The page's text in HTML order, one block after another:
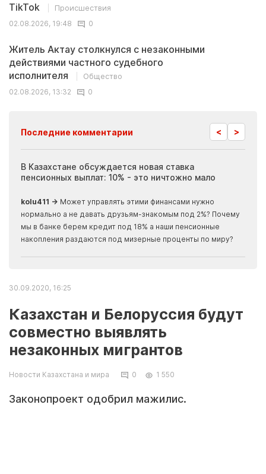
TikTok
Происшествия
02.08.2026, 19:48
0
Житель Актау столкнулся с незаконными
действиями частного судебного
исполнителя
Общество
02.08.2026, 13:32
0
Последние комментарии < >
В Казахстане обсуждается новая ставка
пенсионных выплат: 10% - это ничтожно мало
kolu411 → Может управлять этими финансами нужно
нормально а не давать друзьям-знакомым под 2%? Почему
мы в банке берем кредит под 18% а наши пенсионные
накопления раздаются под мизерные проценты по миру?
30.09.2020, 16:25
Казахстан и Белоруссия будут
совместно выявлять
незаконных мигрантов
Новости Казахстана и мира 0 1 550
Законопроект одобрил мажилис.